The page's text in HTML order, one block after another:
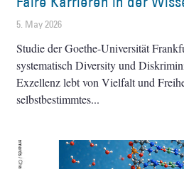
5. May 2026
Studie der Goethe-Universität
systematisch Diversity und
Exzellenz lebt von Vielfalt und
selbstbestimmtes